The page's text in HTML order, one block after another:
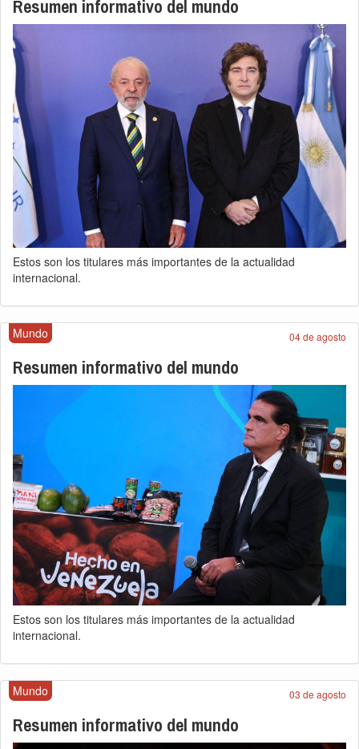
Resumen informativo del mundo
Estos son los titulares más importantes de la actualidad
internacional.
Mundo 04 de agosto
Resumen informativo del mundo
Estos son los titulares más importantes de la actualidad
internacional.
Mundo 03 de agosto
Resumen informativo del mundo